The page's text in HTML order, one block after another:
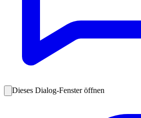
Dieses Dialog-Fenster öffnen